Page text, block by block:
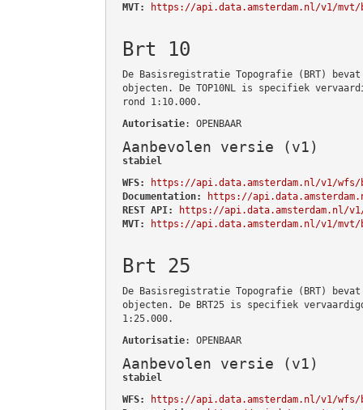
MVT:
https://api.data.amsterdam.nl/v1/mvt/
Brt 10
De Basisregistratie Topografie (BRT)
objecten. De TOP10NL is specifiek
rond 1:10.000.
Autorisatie: OPENBAAR
Aanbevolen versie (v1)
stabiel
WFS:
https://api.data.amsterdam.nl/v1/wfs/
Documentation:
https://
REST API:
https://api.data.amsterdam.nl/
MVT:
https://api.data.amsterdam.nl/v1/mvt/
Brt 25
De Basisregistratie Topografie (BRT)
objecten. De BRT25 is specifiek
1:25.000.
Autorisatie: OPENBAAR
Aanbevolen versie (v1)
stabiel
WFS:
https://api.data.amsterdam.nl/v1/wfs/